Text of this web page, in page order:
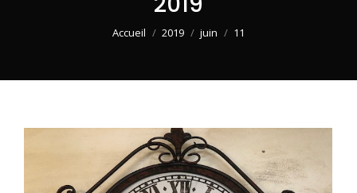
Vous êtes ici :
Accueil 2019 juin 11